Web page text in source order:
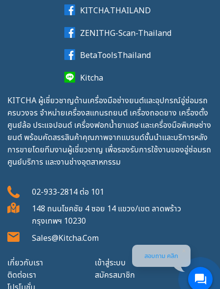
KITCHA.THAILAND
ZENITHG-Scan-Thailand
BetaToolsThailand
Kitcha
KITCHA ผู้เชี่ยวชาญด้านเครื่องมือช่างยนต์และอุปกรณ์อู่ซ่อมรถ
ครบวงจร จำหน่ายเครื่องสแกนรถยนต์ เครื่องถอดยาง เครื่องตั้ง
ศูนย์ล้อ ประแจปอนด์ เครื่องฟอกน้ำยาแอร์ และเครื่องมือพิเศษช่าง
ยนต์ พร้อมคัดสรรสินค้าคุณภาพจากแบรนด์ชั้นนำและบริการหลัง
การขายโดยทีมงานผู้เชี่ยวชาญ เพื่อรองรับการใช้งานของอู่ซ่อมรถ
ศูนย์บริการ และงานช่างอุตสาหกรรม
02-933-2814 ต่อ 101
148 ถนนโชคชัย 4 ซอย 14 แขวง/เขต ลาดพร้าว
กรุงเทพฯ 10230
Sales@kitcha.com
เกี่ยวกับเรา
ติดต่อเรา
เข้าสู่ระบบ
สมัครสมาชิก
สอบถาม คลิก